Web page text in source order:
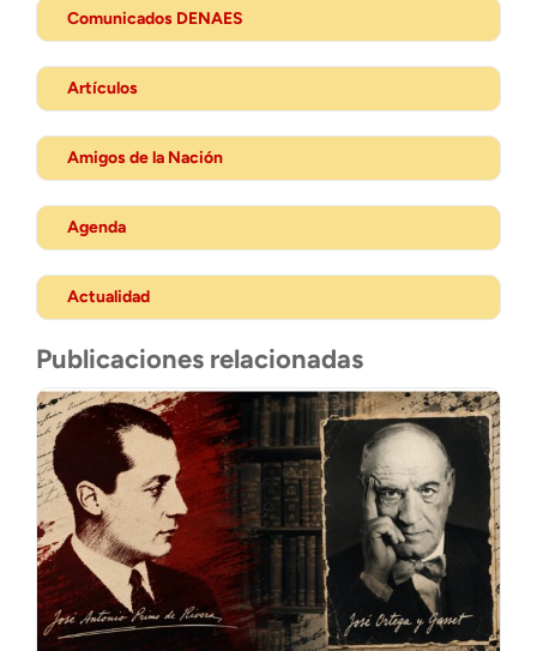
Comunicados DENAES
Artículos
Amigos de la Nación
Agenda
Actualidad
Publicaciones relacionadas